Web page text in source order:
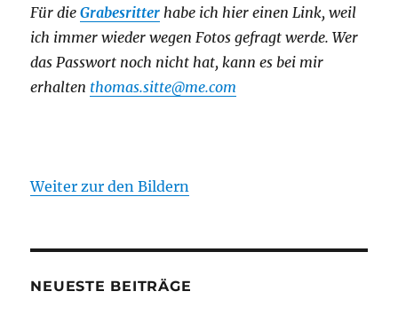
Für dieGrabesritter habe ich hier einen Link,weil
ich immer wieder wegen Fotos gefragt werde. Wer
das Passwort noch nicht hat, kann es bei mir
erhalten thomas.sitte@me.com
Weiter zur den Bildern
NEUESTE BEITRÄGE